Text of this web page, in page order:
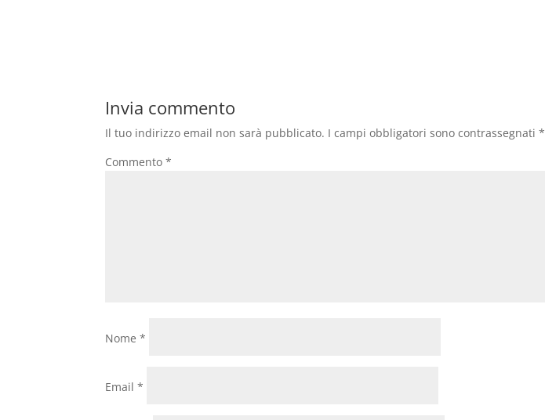
Invia commento
Il tuo indirizzo email non sarà pubblicato. I campi obbligatori sono contrassegnati*
Commento*
Nome*
Email*